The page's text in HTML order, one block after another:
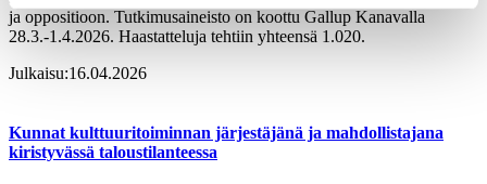
ja oppositioon. Tutkimusaineisto on koottu Gallup Kanavalla
28.3.-1.4.2026. Haastatteluja tehtiin yhteensä 1.020.
Julkaisu:16.04.2026
Kunnat kulttuuritoiminnan järjestäjänä ja mahdollistajana
kiristyvässä taloustilanteessa